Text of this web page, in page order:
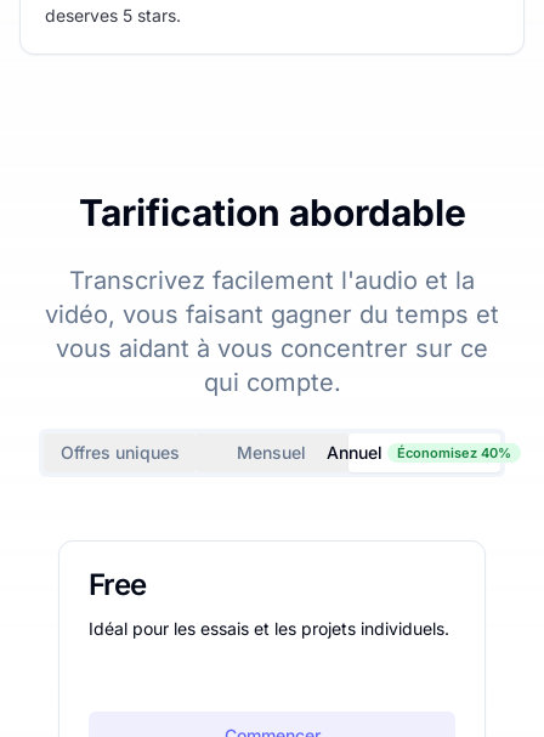
deserves 5 stars.
Tarification abordable
Transcrivez facilement l'audio et la
vidéo, vous faisant gagner du temps et
vous aidant à vous concentrer sur ce
qui compte.
Offres uniques Mensuel Annuel Économisez 40%
Free
Idéal pour les essais et les projets individuels.